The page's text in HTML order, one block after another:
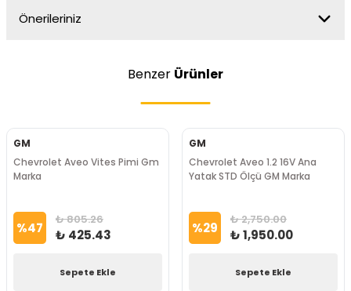
Önerileriniz
Benzer Ürünler
GM
Chevrolet Aveo Vites Pimi Gm
Marka
%47 ₺ 805.26
₺ 425.43
Sepete Ekle
GM
Chevrolet Aveo 1.2 16V Ana
Yatak STD Ölçü GM Marka
%29 ₺ 2,750.00
₺ 1,950.00
Sepete Ekle